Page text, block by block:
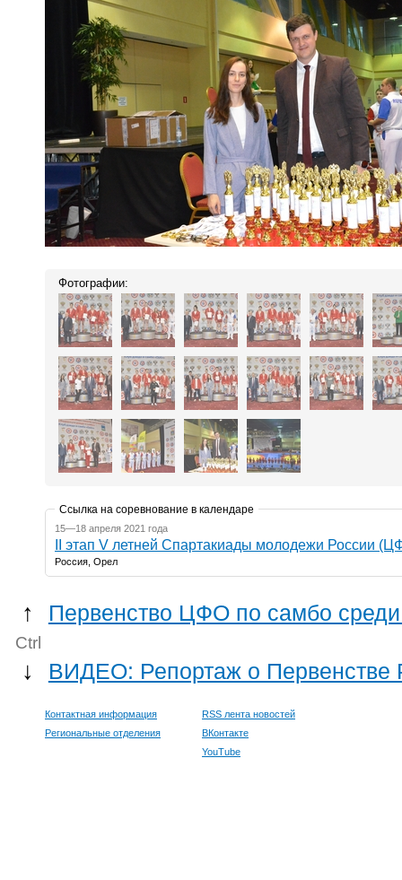
Фотографии:
Ссылка на соревнование в календаре
15—18 апреля 2021 года
II этап V летней Спартакиады молодежи России
Россия, Орел
↑ Первенство ЦФО по самбо
Ctrl
↓ ВИДЕО: Репортаж о Первенстве
Контактная информация
Региональные отделения
RSS лента новостей
ВКонтакте
YouTube